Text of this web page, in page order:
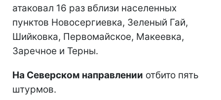
атаковал 16 раз вблизи населенных
пунктов Новосергиевка, Зеленый Гай,
Шийковка, Первомайское, Макеевка,
Заречное и Терны.
На Северском направлении отбито пять
штурмов.